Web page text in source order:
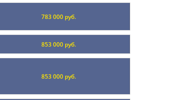
783 000 руб.
853 000 руб.
853 000 руб.